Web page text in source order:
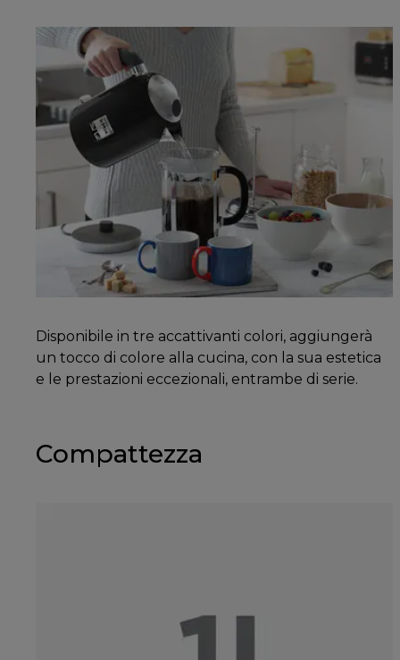
Disponibile in tre accattivanti colori, aggiungerà
un tocco di colore alla cucina, con la sua estetica
e le prestazioni eccezionali, entrambe di serie.
Compattezza